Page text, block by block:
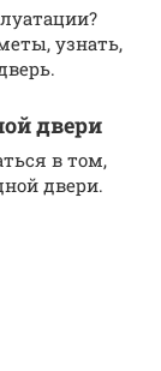
узнать,
двери
в том,
двери.